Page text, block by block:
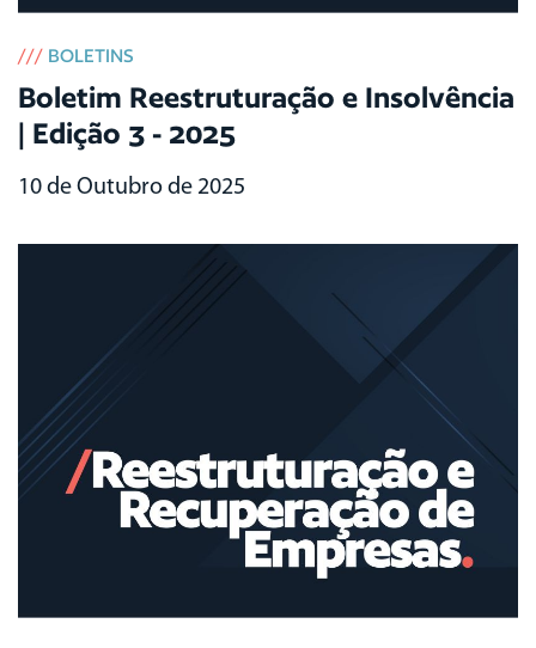
/// BOLETINS
Boletim Reestruturação e Insolvência
| Edição 3 - 2025
10 de Outubro de 2025